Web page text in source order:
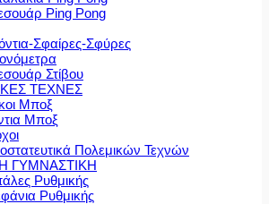
Ping Pong
Σφαίρες-Σφύρες
Στίβου
ΤΕΧΝΕΣ
Μποξ
Μποξ
Πολεμικών Τεχνών
ΓΥΜΝΑΣΤΙΚΗ
Ρυθμικής
Ρυθμικής